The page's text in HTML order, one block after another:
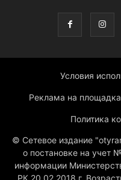
Условия
Реклама на
Политика
© Сетевое издание
о постановке на учет
информации